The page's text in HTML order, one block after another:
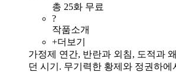
총 25화 무료
?
작품소개
+더보기
가정제 연간, 반란과 외침, 도적과
던 시기. 무기력한 황제와 정권하에